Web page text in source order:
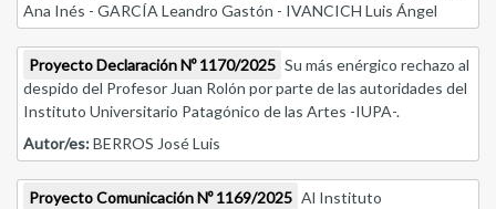
Ana Inés - GARCÍA Leandro Gastón - IVANCICH Luis Ángel
Proyecto Declaración Nº 1170/2025 Su más enérgico rechazo al
despido del Profesor Juan Rolón por parte de las autoridades del
Instituto Universitario Patagónico de las Artes -IUPA-.
Autor/es:BERROS José Luis
Proyecto Comunicación Nº 1169/2025 Al Instituto